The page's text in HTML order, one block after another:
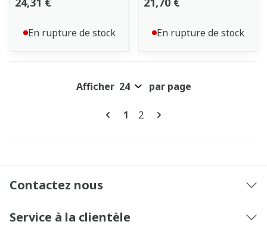
En rupture de stock En rupture de stock
Pages
Vous lisez actuellement la
1 Page
2
Afficher par page
Contactez nous
Service à la clientèle